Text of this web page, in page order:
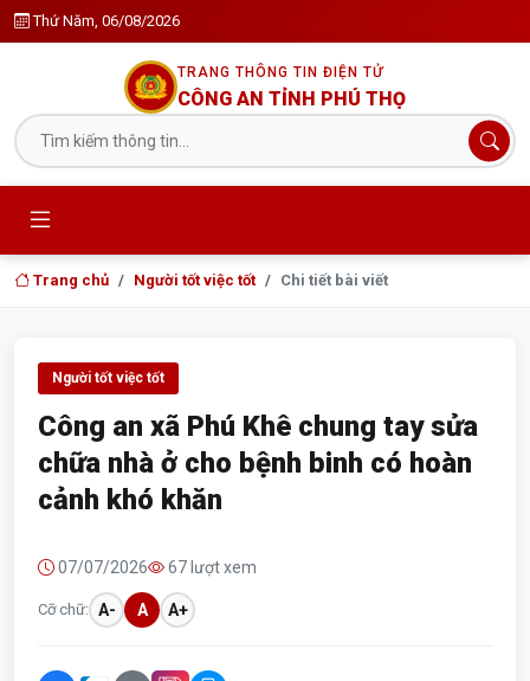
Thứ Năm, 06/08/2026
TRANG THÔNG TIN ĐIỆN TỬ
CÔNG AN TỈNH PHÚ THỌ
Trang chủ Người tốt việc tốt Chi tiết bài viết
Người tốt việc tốt
Công an xã Phú Khê chung tay sửa
chữa nhà ở cho bệnh binh có hoàn
cảnh khó khăn
07/07/2026 67 lượt xem
Cỡ chữ: A- A A+